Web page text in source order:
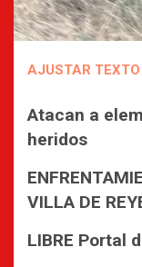
AJUSTAR TEXTO
Atacan a
heridos
VILLA DE
LIBRE Portal